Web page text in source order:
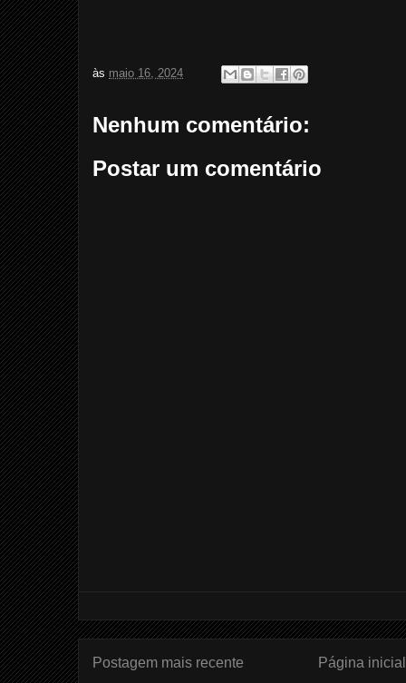
às maio 16, 2024
Nenhum comentário:
Postar um comentário
Postagem mais recente Página inicial